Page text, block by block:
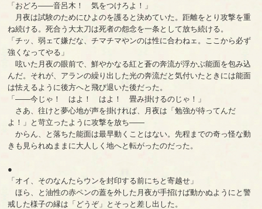
「おどろ――音呂木！ 気をつけろよ！」
月夜は試験のためにひよのを護ると決めていた。距離をとり攻撃を重
ね続ける。死合う大太刀は死者の怨念を一条として放ち続ける。
「チッ、弱ェて嫌だな、チマチマやンのは性に合わねェ。ここから必ず
強くなってやる」
呟いた月夜の眼前で、鮮やかなる紅と蒼の奔流が浮かぶ能面を包み込
んだ。それが、アランの繰り出した光の奔流だと気付いたときには能面
は怯えるように後方へと飛び退いた後だった。
「――今じゃ！ はよ！ はよ！ 畳み掛けるのじゃ！」
さあ、往けと夢心地が声を掛ければ、月夜は「勉強が待ってんだ
よ！」と苛立ったように攻撃を放ち――
からん、と落ちた能面は最早動くことはない。先程までの奇っ怪な動
きも見られぬままに大人しく地へと転がったのだった。
●
「オイ、そのなんたらウンを封印する前にちと寄越せ」
ほら、と油性の赤ペンの蓋を外した月夜が手招けば動かぬようにと警
戒した様子の縁は「どうぞ」とそっと差し出した。